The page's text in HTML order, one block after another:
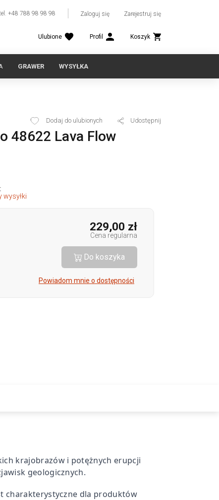
+48 788 98 98 98 Zaloguj się Zarejestruj się
Ulubione Profil Koszyk
GRAWER WYSYŁKA
Dodaj do ulubionych Udostępnij
48622 Lava Flow
wysyłki
229,00 zł
Cena regularna
Do koszyka
Powiadom mnie o dostępności
krajobrazów i potężnych erupcji
geologicznych.
charakterystyczne dla produktów